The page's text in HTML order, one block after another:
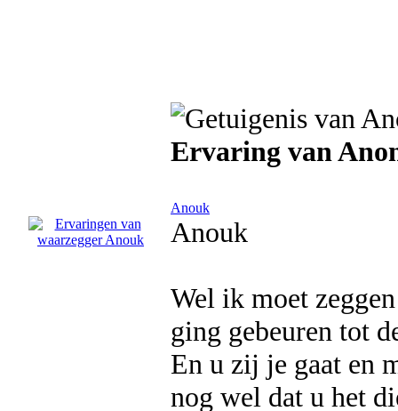
Ervaring van
Anouk
Anouk
Wel ik moet
ging gebeuren tot
En u zij je gaat en
nog wel dat u het